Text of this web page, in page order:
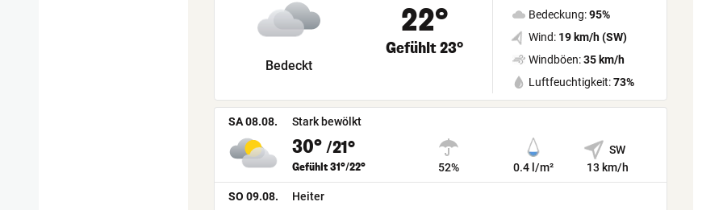
Bedeckt
22°
Gefühlt 23°
Bedeckung:95%
Wind: 19 km/h (SW)
Windböen:35 km/h
Luftfeuchtigkeit:73%
SA 08.08. Stark bewölkt
30°/21°
Gefühlt 31°/22° 52% 0.4 l/m²
SW
13 km/h
SO 09.08. Heiter